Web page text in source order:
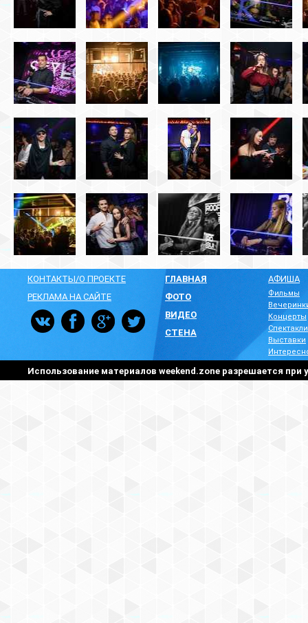
КОНТАКТЫ/О ПРОЕКТЕ
РЕКЛАМА НА САЙТЕ
ГЛАВНАЯ
ФОТО
ВИДЕО
СТЕНА
АФИША
Фильмы
Концерты
Спектакли
Выставки
Использование материалов weekend.zone разрешается